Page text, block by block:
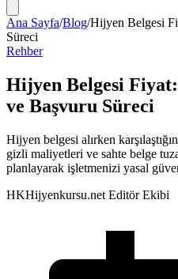
Ana Sayfa/Blog/Hijyen Belgesi
Süreci
Rehber
Hijyen Belgesi
ve Başvuru Süreci
Hijyen belgesi alırken
gizli maliyetleri ve sahte belge
planlayarak işletmenizi yasal
HKHijyenkursu.net Editör Ekibi